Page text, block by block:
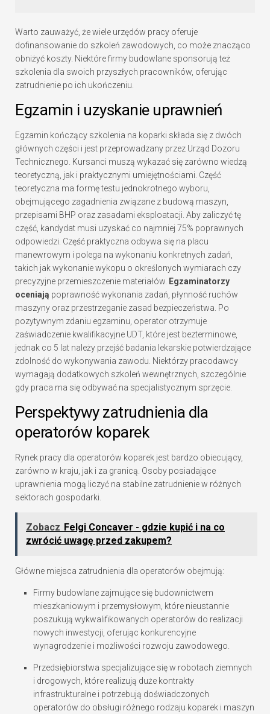
Warto zauważyć, że wiele urzędów pracy oferuje
dofinansowanie do szkoleń zawodowych, co może znacząco
obniżyć koszty. Niektóre firmy budowlane sponsorują też
szkolenia dla swoich przyszłych pracowników, oferując
zatrudnienie po ich ukończeniu.
Egzamin i uzyskanie uprawnień
Egzamin kończący szkolenia na koparki składa się z dwóch
głównych części i jest przeprowadzany przez Urząd Dozoru
Technicznego. Kursanci muszą wykazać się zarówno wiedzą
teoretyczną, jak i praktycznymi umiejętnościami. Część
teoretyczna ma formę testu jednokrotnego wyboru,
obejmującego zagadnienia związane z budową maszyn,
przepisami BHP oraz zasadami eksploatacji. Aby zaliczyć tę
część, kandydat musi uzyskać co najmniej 75% poprawnych
odpowiedzi. Część praktyczna odbywa się na placu
manewrowym i polega na wykonaniu konkretnych zadań,
takich jak wykonanie wykopu o określonych wymiarach czy
precyzyjne przemieszczenie materiałów. Egzaminatorzy
oceniają poprawność wykonania zadań, płynność ruchów
maszyny oraz przestrzeganie zasad bezpieczeństwa. Po
pozytywnym zdaniu egzaminu, operator otrzymuje
zaświadczenie kwalifikacyjne UDT, które jest bezterminowe,
jednak co 5 lat należy przejść badania lekarskie potwierdzające
zdolność do wykonywania zawodu. Niektórzy pracodawcy
wymagają dodatkowych szkoleń wewnętrznych, szczególnie
gdy praca ma się odbywać na specjalistycznym sprzęcie.
Perspektywy zatrudnienia dla
operatorów koparek
Rynek pracy dla operatorów koparek jest bardzo obiecujący,
zarówno w kraju, jak i za granicą. Osoby posiadające
uprawnienia mogą liczyć na stabilne zatrudnienie w różnych
sektorach gospodarki.
Zobacz Felgi Concaver - gdzie kupić i na co
zwrócić uwagę przed zakupem?
Główne miejsca zatrudnienia dla operatorów obejmują:
Firmy budowlane zajmujące się budownictwem
mieszkaniowym i przemysłowym, które nieustannie
poszukują wykwalifikowanych operatorów do realizacji
nowych inwestycji, oferując konkurencyjne
wynagrodzenie i możliwości rozwoju zawodowego.
Przedsiębiorstwa specjalizujące się w robotach ziemnych
i drogowych, które realizują duże kontrakty
infrastrukturalne i potrzebują doświadczonych
operatorów do obsługi różnego rodzaju koparek i maszyn